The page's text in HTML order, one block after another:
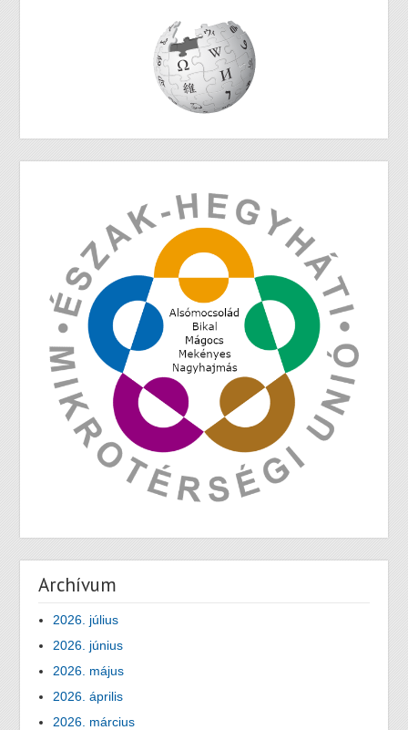
Archívum
2026. július
2026. június
2026. május
2026. április
2026. március